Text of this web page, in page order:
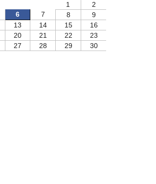
1
2
6 7 8
9
13 14 15
16
20 21 22
23
27 28 29
30